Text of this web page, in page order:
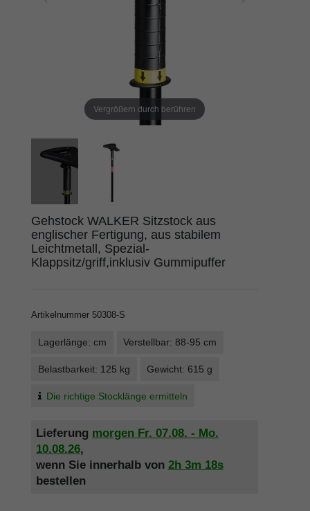
Vergrößern durch berühren
Gehstock WALKER Sitzstock aus
englischer Fertigung, aus stabilem
Leichtmetall, Spezial-
Klappsitz/griff,inklusiv Gummipuffer
Artikelnummer 50308-S
Lagerlänge: cm Verstellbar: 88-95 cm
Belastbarkeit: 125 kg Gewicht: 615 g
Die richtige Stocklänge ermitteln
Lieferung morgen Fr. 07.08. - Mo.
10.08.26,
wenn Sie innerhalb von 2h 3m 18s
bestellen